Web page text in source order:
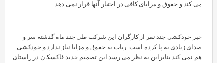
می کند و حقوق و مزایای کافی در اختیار آنها قرار نمی دهد. ‏
خبر خودکشی چند نفر از کارگران این شرکت طی چند ماه گذشته سر و
صدای زیادی به پا کرده است. ربات به حقوق و مزایا نیاز ندارد و خودکشی
هم نمی کند بنابراین به نظر می رسد این تصمیم جدید فاکسکان در راستای